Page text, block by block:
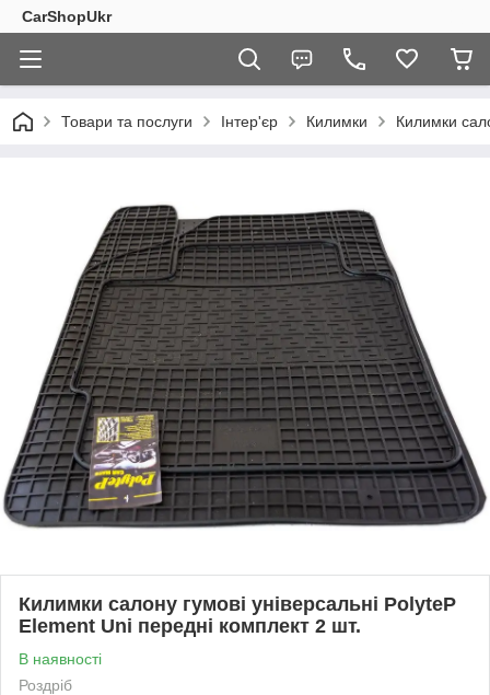
CarShopUkr
Товари та послуги Інтер'єр Килимки Килимки
Килимки салону гумові універсальні PolyteP
Element Uni передні комплект 2 шт.
В наявності
Роздріб